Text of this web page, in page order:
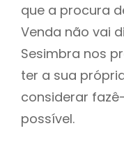
que a procura
Venda não vai
Sesimbra nos
ter a sua
considerar
possível.